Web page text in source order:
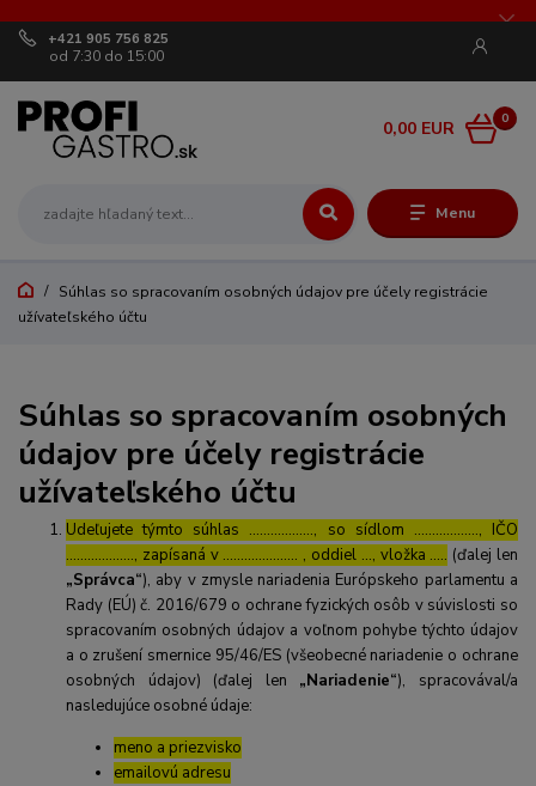
Menu
+421 905 756 825
od 7:30 do 15:00
0
0,00 EUR
Súhlas so spracovaním osobných údajov pre účely registrácie
užívateľského účtu
Súhlas so spracovaním osobných
údajov pre účely registrácie
užívateľského účtu
Udeľujete týmto súhlas ……………..., so sídlom ………………, IČO
………………., zapísaná v ………………… , oddiel …, vložka ….. (ďalej len
„Správca“), aby v zmysle nariadenia Európskeho parlamentu a
Rady (EÚ) č. 2016/679 o ochrane fyzických osôb v súvislosti so
spracovaním osobných údajov a voľnom pohybe týchto údajov
a o zrušení smernice 95/46/ES (všeobecné nariadenie o ochrane
osobných údajov) (ďalej len „Nariadenie“), spracovával/a
nasledujúce osobné údaje:
meno a priezvisko
emailovú adresu